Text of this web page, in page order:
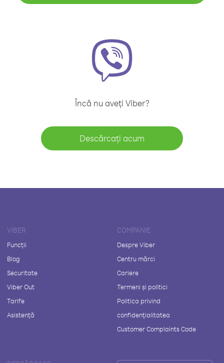
Încă nu aveți Viber?
Descărcați acum
VIBER
Funcții
Blog
Securitate
Viber Out
Tarife
Asistență
COMPANIE
Despre Viber
Centru mărci
Cariere
Termeni și politici
Politica privind
confidențialitatea
Customer Complaints Code